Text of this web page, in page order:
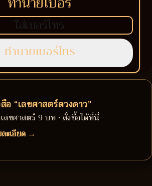
อ “เลขศาสตร์ดวงดาว”
ลขศาสตร์ 9 บท • สั่งซื้อได้ที่นี่
ะเอียด →